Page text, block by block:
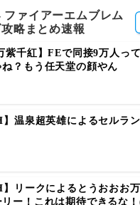
ファイアーエムブレム
略まとめ速報
紫千紅】FEで同接9万人っ
ね？もう任天堂の顔やん
】温泉超英雄によるセルラン
】リークによるとうおおお
リー！これは期待できるな